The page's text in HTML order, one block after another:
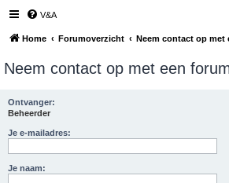
V&A
Home Forumoverzicht Neem contact op met
Neem contact op met een
Ontvanger:
Beheerder
Je e-mailadres:
Je naam: